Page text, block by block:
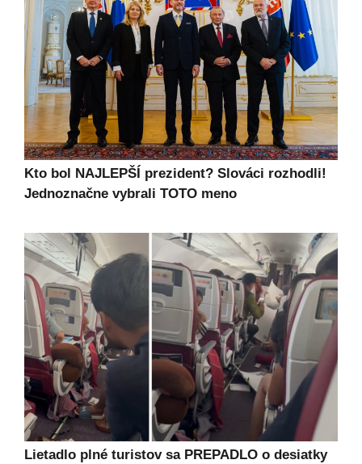
Kto bol NAJLEPŠÍ prezident? Slováci rozhodli!
Jednoznačne vybrali TOTO meno
Lietadlo plné turistov sa PREPADLO o desiatky